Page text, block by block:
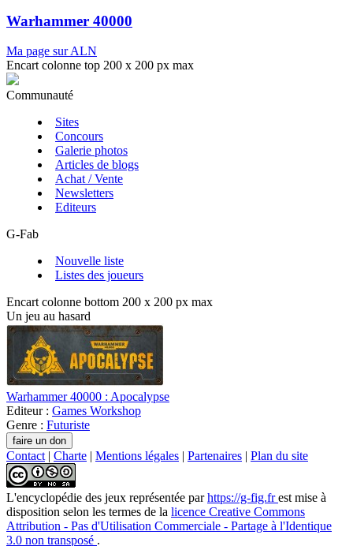
Warhammer 40000
Ma page sur ALN
Encart colonne top 200 x 200 px max
Communauté
Sites
Concours
Galerie photos
Articles de blogs
Achat / Vente
Newsletters
Editeurs
G-Fab
Nouvelle liste
Listes des joueurs
Encart colonne bottom 200 x 200 px max
Un jeu au hasard
Warhammer 40000 : Apocalypse
Editeur : Games Workshop
Genre : Futuriste
Contact | Charte | Mentions légales | Partenaires | Plan du site
L'encyclopédie des jeux représentée parhttps://g-fig.frest mise à
disposition selon les termes de la licence Creative Commons
Attribution - Pas d'Utilisation Commerciale - Partage à l'Identique
3.0 non transposé .